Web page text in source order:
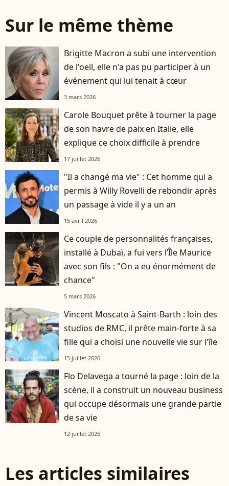
Sur le même thème
Brigitte Macron a subi une intervention
de l'oeil, elle n'a pas pu participer à un
événement qui lui tenait à cœur
3 mars 2026
Carole Bouquet prête à tourner la page
de son havre de paix en Italie, elle
explique ce choix difficile à prendre
17 juillet 2026
"Il a changé ma vie" : Cet homme qui a
permis à Willy Rovelli de rebondir après
un passage à vide il y a un an
15 avril 2026
Ce couple de personnalités françaises,
installé à Dubaï, a fui vers l’Île Maurice
avec son fils : "On a eu énormément de
chance"
5 mars 2026
Vincent Moscato à Saint-Barth : loin des
studios de RMC, il prête main-forte à sa
fille qui a choisi une nouvelle vie sur l'île
15 juillet 2026
Flo Delavega a tourné la page : loin de la
scène, il a construit un nouveau business
qui occupe désormais une grande partie
de sa vie
12 juillet 2026
Les articles similaires